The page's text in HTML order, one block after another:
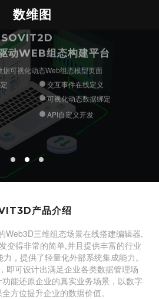
数维图
多种类3D模型文件导入
自定义开发 图表集成与数据绑定
SOVIT2D
动WEB组态构建平台
据可视化动态Web组态模型页面
交互事件在线定义
可视化动态数据绑定
API自定义开发
在线动态数据绑定
二次开发简易集成
产品介绍
Web3D三维组态场景在线搭建编辑器,
变得非常的简单,并且提供丰富的行业
，提供了轻量化外部系统集成能力。
即可设计出满足企业各类数据管理场
能还原企业的真实业务场景，以数字
方位提升企业的数据价值。